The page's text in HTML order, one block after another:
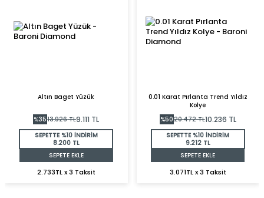
Altın Baget Yüzük
%3513.926TL9.111 TL
SEPETTE %10 İNDİRİM
8.200 TL
SEPETE EKLE
2.733TL x 3 Taksit
0.01 Karat Pırlanta Trend Yıldız
Kolye
%5020.472TL10.236 TL
SEPETTE %10 İNDİRİM
9.212 TL
SEPETE EKLE
3.071TL x 3 Taksit